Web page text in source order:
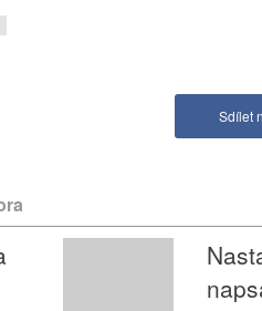
Sdílet